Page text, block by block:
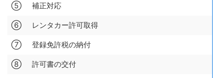
⑤ 補正対応
⑥ レンタカー許可取得
⑦ 登録免許税の納付
⑧ 許可書の交付